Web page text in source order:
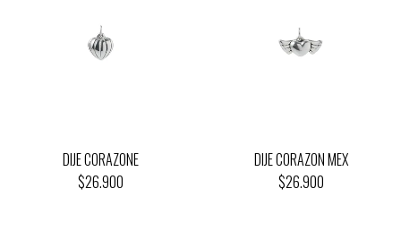
DIJE CORAZONE
$26.900
DIJE CORAZON MEX
$26.900